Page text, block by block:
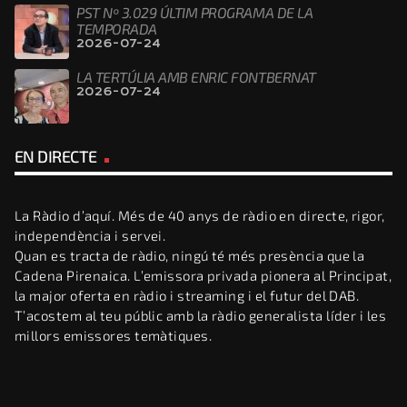
PST Nº 3.029 ÚLTIM PROGRAMA DE LA
TEMPORADA
2026-07-24
LA TERTÚLIA AMB ENRIC FONTBERNAT
2026-07-24
EN DIRECTE
La Ràdio d’aquí. Més de 40 anys de ràdio en directe, rigor,
independència i servei.
Quan es tracta de ràdio, ningú té més presència que la
Cadena Pirenaica. L’emissora privada pionera al Principat,
la major oferta en ràdio i streaming i el futur del DAB.
T’acostem al teu públic amb la ràdio generalista líder i les
millors emissores temàtiques.